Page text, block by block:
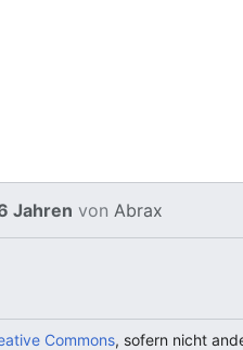
Jahren vonAbrax
Commons, sofern nicht